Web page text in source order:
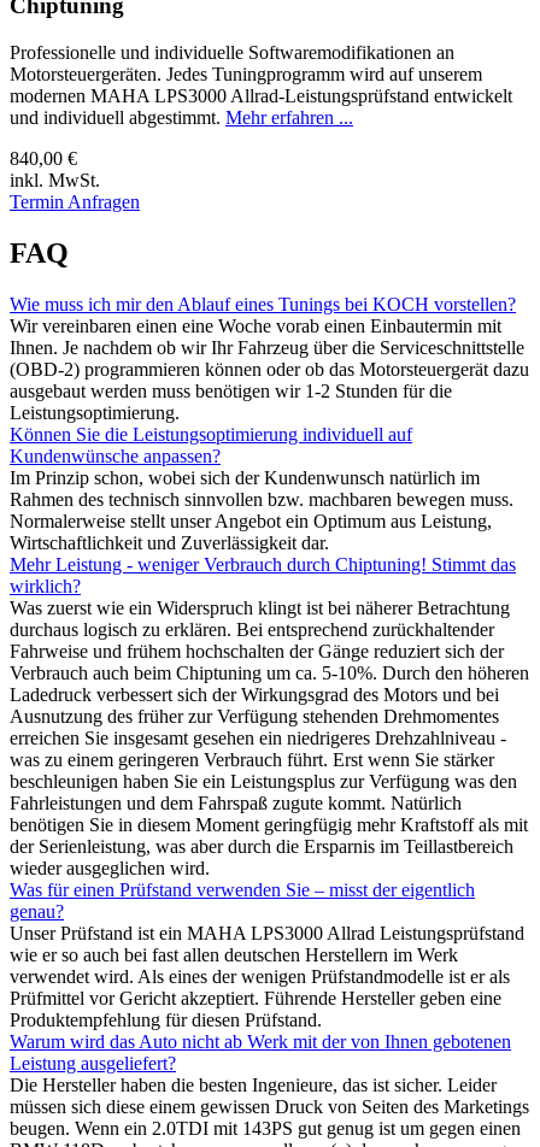
Chiptuning
Professionelle und individuelle Softwaremodifikationen an
Motorsteuergeräten. Jedes Tuningprogramm wird auf unserem
modernen MAHA LPS3000 Allrad-Leistungsprüfstand entwickelt
und individuell abgestimmt. Mehr erfahren ...
840,00 €
inkl. MwSt.
Termin Anfragen
FAQ
Wie muss ich mir den Ablauf eines Tunings bei KOCH vorstellen?
Wir vereinbaren einen eine Woche vorab einen Einbautermin mit
Ihnen. Je nachdem ob wir Ihr Fahrzeug über die Serviceschnittstelle
(OBD-2) programmieren können oder ob das Motorsteuergerät dazu
ausgebaut werden muss benötigen wir 1-2 Stunden für die
Leistungsoptimierung.
Können Sie die Leistungsoptimierung individuell auf
Kundenwünsche anpassen?
Im Prinzip schon, wobei sich der Kundenwunsch natürlich im
Rahmen des technisch sinnvollen bzw. machbaren bewegen muss.
Normalerweise stellt unser Angebot ein Optimum aus Leistung,
Wirtschaftlichkeit und Zuverlässigkeit dar.
Mehr Leistung - weniger Verbrauch durch Chiptuning! Stimmt das
wirklich?
Was zuerst wie ein Widerspruch klingt ist bei näherer Betrachtung
durchaus logisch zu erklären. Bei entsprechend zurückhaltender
Fahrweise und frühem hochschalten der Gänge reduziert sich der
Verbrauch auch beim Chiptuning um ca. 5-10%. Durch den höheren
Ladedruck verbessert sich der Wirkungsgrad des Motors und bei
Ausnutzung des früher zur Verfügung stehenden Drehmomentes
erreichen Sie insgesamt gesehen ein niedrigeres Drehzahlniveau -
was zu einem geringeren Verbrauch führt. Erst wenn Sie stärker
beschleunigen haben Sie ein Leistungsplus zur Verfügung was den
Fahrleistungen und dem Fahrspaß zugute kommt. Natürlich
benötigen Sie in diesem Moment geringfügig mehr Kraftstoff als mit
der Serienleistung, was aber durch die Ersparnis im Teillastbereich
wieder ausgeglichen wird.
Was für einen Prüfstand verwenden Sie – misst der eigentlich
genau?
Unser Prüfstand ist ein MAHA LPS3000 Allrad Leistungsprüfstand
wie er so auch bei fast allen deutschen Herstellern im Werk
verwendet wird. Als eines der wenigen Prüfstandmodelle ist er als
Prüfmittel vor Gericht akzeptiert. Führende Hersteller geben eine
Produktempfehlung für diesen Prüfstand.
Warum wird das Auto nicht ab Werk mit der von Ihnen gebotenen
Leistung ausgeliefert?
Die Hersteller haben die besten Ingenieure, das ist sicher. Leider
müssen sich diese einem gewissen Druck von Seiten des Marketings
beugen. Wenn ein 2.0TDI mit 143PS gut genug ist um gegen einen